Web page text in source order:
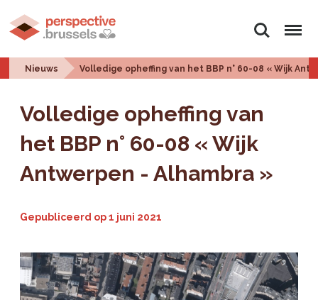
Zoeken Menu
Nieuws Volledige opheffing van het BBP n° 60-08 « Wijk
Volledige opheffing van
het BBP n° 60-08 « Wijk
Antwerpen - Alhambra »
Gepubliceerd op1 juni 2021